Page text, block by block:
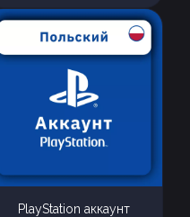
PlayStation аккаунт